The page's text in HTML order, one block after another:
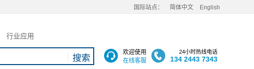
国际站点： 简体中文 English
欢迎使用
在线客服
24小时热线电话
134 2443 7343
行业应用